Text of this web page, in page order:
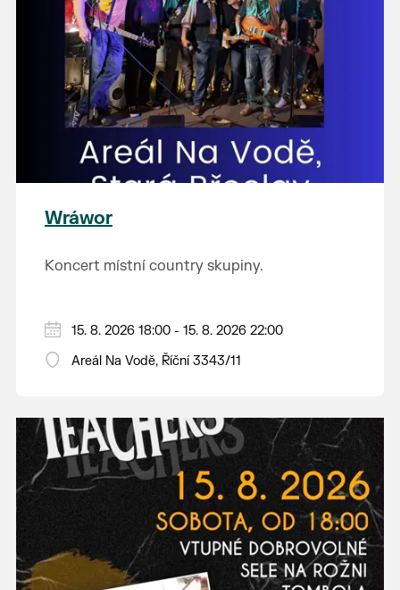
Wráwor
Koncert místní country skupiny.
15. 8. 2026 18:00 - 15. 8. 2026 22:00
Areál Na Vodě, Říční 3343/11